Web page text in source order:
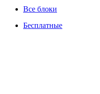
Все блоки
Бесплатные